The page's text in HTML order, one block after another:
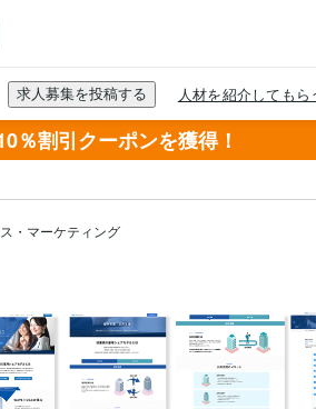
％割引クーポンを獲得！
・マーケティング